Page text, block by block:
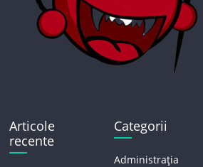
Articole
recente
Categorii
Administrația